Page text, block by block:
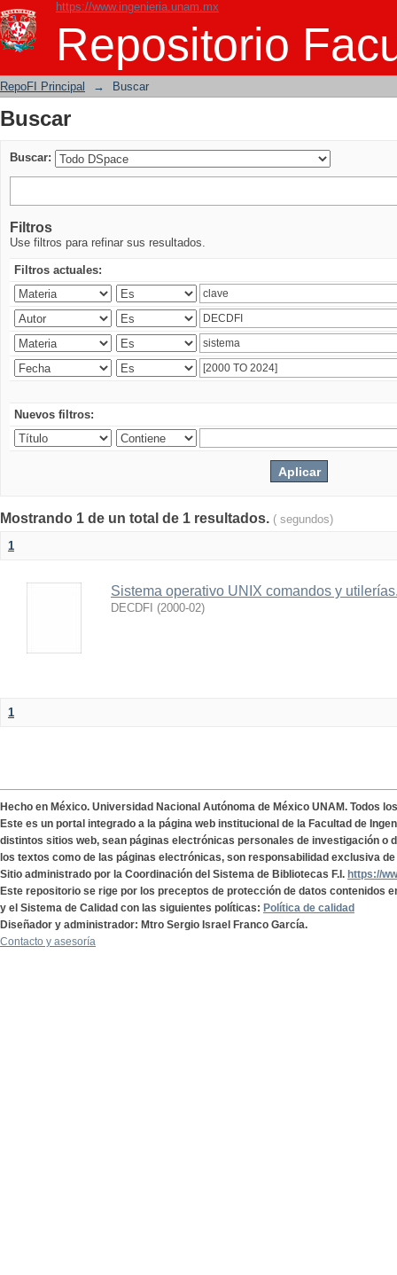
https://www.ingenieria.unam.mx
Repositorio
Buscar
RepoFI Principal → Buscar
Buscar
Buscar:
Filtros
Use filtros para refinar sus resultados.
Filtros actuales:
Nuevos filtros:
Mostrando 1 de un total de 1 resultados. ( segundos)
1
Sistema operativo UNIX comandos y
DECDFI (2000-02)
1
Hecho en México. Universidad Nacional Autónoma de México UNAM. Todos
Este es un portal integrado a la página web institucional de la Facultad de
distintos sitios web, sean páginas electrónicas personales de investigación o
los textos como de las páginas electrónicas, son responsabilidad exclusiva
Sitio administrado por la Coordinación del Sistema de Bibliotecas F.I. https://
Este repositorio se rige por los preceptos de protección de datos contenidos
y el Sistema de Calidad con las siguientes políticas: Política de calidad
Diseñador y administrador: Mtro Sergio Israel Franco García.
Contacto y asesoría